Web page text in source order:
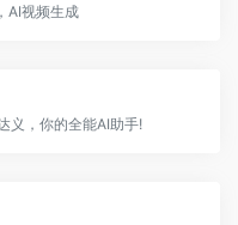
AI视频生成
义，你的全能AI助手!